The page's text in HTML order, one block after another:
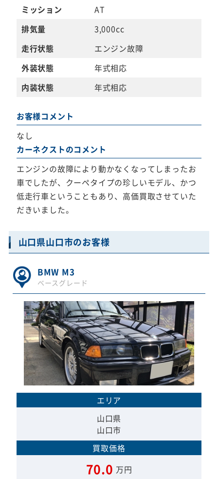
ミッション
AT
排気量
3,000cc
走行状態
エンジン故障
外装状態
年式相応
内装状態
年式相応
お客様コメント
なし
カーネクストのコメント
エンジンの故障により動かなくなってしまったお
車でしたが、クーペタイプの珍しいモデル、かつ
低走行車ということもあり、高価買取させていた
だきいました。
山口県山口市のお客様
BMW M3
ベースグレード
エリア
山口県
山口市
買取価格
70.0 万円